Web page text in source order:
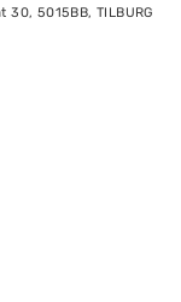
5015BB, TILBURG